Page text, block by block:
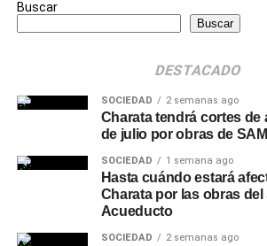
Buscar
Buscar
DESTACADO
SOCIEDAD 2 semanas ago
Charata tendrá cortes de
de julio por obras de
SOCIEDAD 1 semana ago
Hasta cuándo estará
Charata por las obras
Acueducto
SOCIEDAD 2 semanas ago